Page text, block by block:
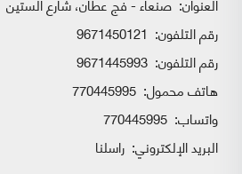
رقم التلفون: 9671450121
رقم التلفون: 9671445993
هاتف محمول: 770445995
واتساب:
البريد الإلكتروني: راسلنا